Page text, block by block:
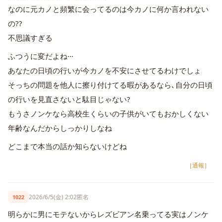
なのに元カノと頻繁に会ってるのは今カノに何か言われない
の??
不思議すぎる
ふつうに変だよね···
あなたの日頃の行いが今カノを不安にさせてるわけでしょ
そっちの問題を他人に擦り付けてる暇があるなら､自分の日頃
の行いを見直さないと駄目じゃない?
もうさノンケなら高校生くらいの子供がいてもおかしくない
年齢なんだからしっかりしなね
どこまで本当の話か知らないけどね
［通報］
1022 2026/6/5(金) 2:02匿名
明らかに男にモテないからレズビアン名乗ってる実はノンケ